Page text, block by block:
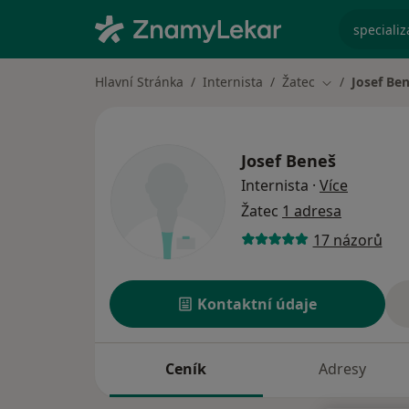
Hlavní Stránka Internista Žatec Změna města
Josef
Josef Beneš
Internista · Více
Žatec 1 adresa
17 názorů
Kontaktní údaje
Ceník Adresy